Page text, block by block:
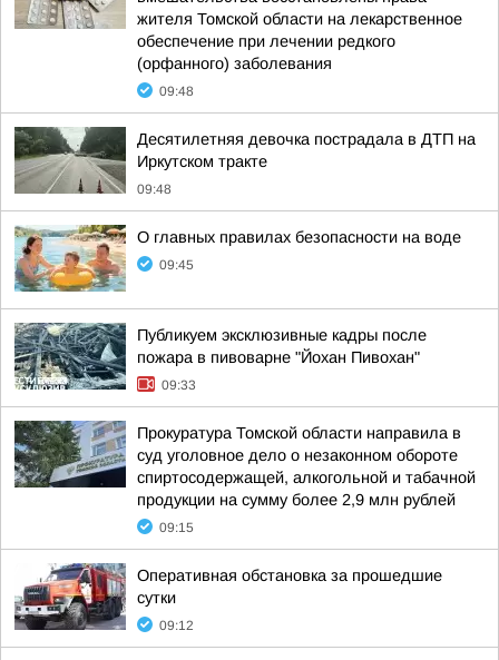
жителя Томской области на лекарственное
обеспечение при лечении редкого
(орфанного) заболевания
09:48
Десятилетняя девочка пострадала в ДТП на
Иркутском тракте
09:48
О главных правилах безопасности на воде
09:45
Публикуем эксклюзивные кадры после
пожара в пивоварне "Йохан Пивохан"
09:33
Прокуратура Томской области направила в
суд уголовное дело о незаконном обороте
спиртосодержащей, алкогольной и табачной
продукции на сумму более 2,9 млн рублей
09:15
Оперативная обстановка за прошедшие
сутки
09:12